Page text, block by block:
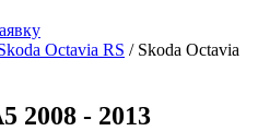
Octavia RS / Skoda Octavia
2008 - 2013